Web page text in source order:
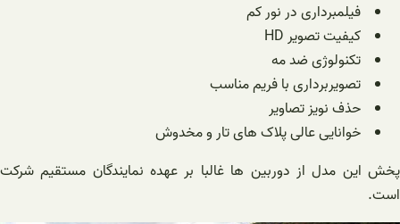
فیلمبرداری در نور کم
کیفیت تصویر HD
تکنولوژی ضد مه
تصویربرداری با فریم مناسب
حذف نویز تصاویر
خوانایی عالی پلاک های تار و مخدوش
پخش این مدل از دوربین ها غالبا بر عهده نمایندگان مستقیم شرکت
است.